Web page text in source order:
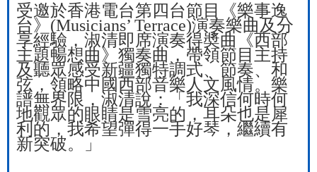
受邀於香港電台第四台節目《樂事逸
台》 (Musicians’ Terrace)演奏樂曲及分
享經驗，淑清即席演奏得奬曲
《西部
主題暢想曲》獨奏曲，帶領節目主持
及聽眾感受新疆獨特調式、節奏、和
弦，領略中國西部音樂人文風情。樂
譜無界限，淑清說：「我深信何時何
地觀眾的眼睛是雪亮的，耳朵也是犀
利的，我希望彈得一手好琴，繼續有
新突破。」